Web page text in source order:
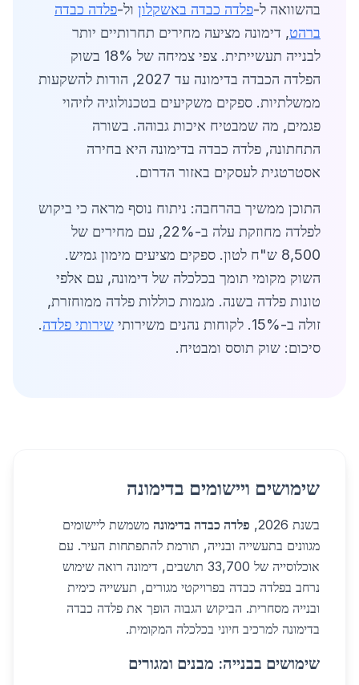
בהשוואה ל-פלדה כבדה באשקלון ול-פלדה כבדה
ברהט, דימונה מציעה מחירים תחרותיים יותר
לבנייה תעשייתית. צפי צמיחה של 18% בשוק
הפלדה הכבדה בדימונה עד 2027, הודות להשקעות
ממשלתיות. ספקים משקיעים בטכנולוגיה לזיהוי
פגמים, מה שמבטיח איכות גבוהה. בשורה
התחתונה, פלדה כבדה בדימונה היא בחירה
אסטרטגית לעסקים באזור הדרום.
התוכן ממשיך בהרחבה: ניתוח נוסף מראה כי ביקוש
לפלדה מחוזקת עלה ב-22%, עם מחירים של
8,500 ש"ח לטון. ספקים מציעים מימון גמיש.
השוק מקומי תומך בכלכלה של דימונה, עם אלפי
טונות פלדה בשנה. מגמות כוללות פלדה ממוחזרת,
זולה ב-15%. לקוחות נהנים משירותי
שירותי פלדה.
סיכום: שוק תוסס ומבטיח.
שימושים ויישומים בדימונה
בשנת 2026, פלדה כבדה בדימונה משמשת ליישומים
מגוונים בתעשייה ובנייה, תורמת להתפתחות העיר. עם
אוכלוסייה של 33,700 תושבים, דימונה רואה שימוש
נרחב בפלדה כבדה בפרויקטי מגורים, תעשייה כימית
ובנייה מסחרית. הביקוש הגבוה הופך את פלדה כבדה
בדימונה למרכיב חיוני בכלכלה המקומית.
שימושים בבנייה: מבנים ומגורים